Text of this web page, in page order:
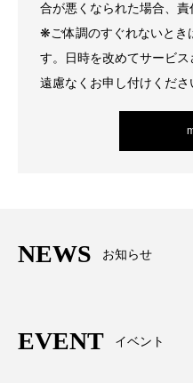
合が悪くなられた場合、責
❋ご体調のすぐれないとき
す。日時を改めてサービ
遠慮なくお申し付けくださ
NEWS お知らせ
EVENT イベント